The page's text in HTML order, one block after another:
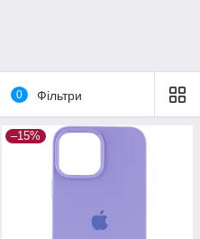
0 Фільтри
–15%